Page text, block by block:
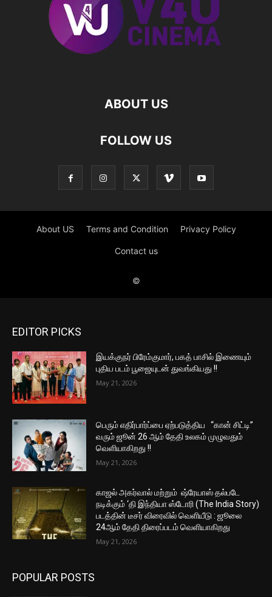
EDITOR PICKS
இயக்குநர் பிரேம்குமார், பகத் பாசில் இணையும்
புதிய படம் பூஜையுடன் துவங்கியது !!
May 21, 2026
பெரும் எதிர்பார்ப்பை ஏற்படுத்திய “கான் சிட்டி”
வரும் ஜூன் 26 ஆம் தேதி உலகம் முழுவதும்
வெளியாகிறது !!
May 21, 2026
காஜல் அகர்வால் மற்றும் ஷ்ரேயாஸ் தல்படே
நடிக்கும் ‘தி இந்தியா ஸ்டோரி (The India Story)
படத்தின் டீசர் விரைவில் வெளியீடு : ஜூலை
24ஆம் தேதி திரைப்படம் வெளியாகிறது
May 21, 2026
POPULAR POSTS